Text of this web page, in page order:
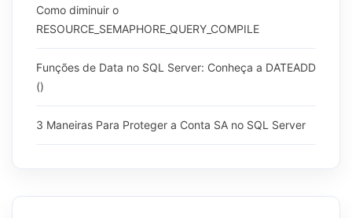
Como diminuir o
RESOURCE_SEMAPHORE_QUERY_COMPILE
Funções de Data no SQL Server: Conheça a DATEADD
()
3 Maneiras Para Proteger a Conta SA no SQL Server